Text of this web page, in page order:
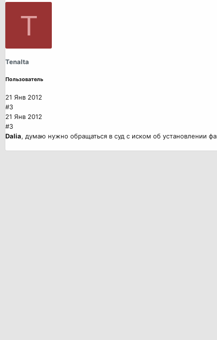
T
Tenalta
Пользователь
21 Янв 2012
#3
21 Янв 2012
#3
Dalia, думаю нужно обращаться в суд с иском об установлении